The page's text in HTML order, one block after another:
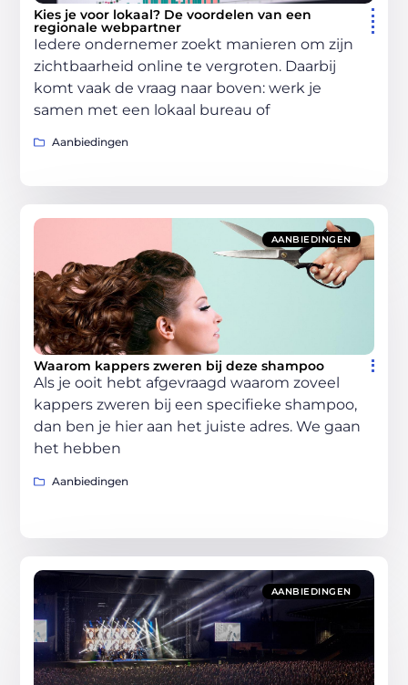
Kies je voor lokaal? De voordelen van een
regionale webpartner
Iedere ondernemer zoekt manieren om zijn
zichtbaarheid online te vergroten. Daarbij
komt vaak de vraag naar boven: werk je
samen met een lokaal bureau of
Aanbiedingen
AANBIEDINGEN
Waarom kappers zweren bij deze shampoo
Als je ooit hebt afgevraagd waarom zoveel
kappers zweren bij een specifieke shampoo,
dan ben je hier aan het juiste adres. We gaan
het hebben
Aanbiedingen
AANBIEDINGEN